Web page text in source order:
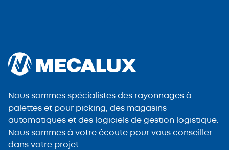
Nous sommes spécialistes des rayonnages à
palettes et pour picking, des magasins
automatiques et des logiciels de gestion logistique.
Nous sommes à votre écoute pour vous conseiller
dans votre projet.